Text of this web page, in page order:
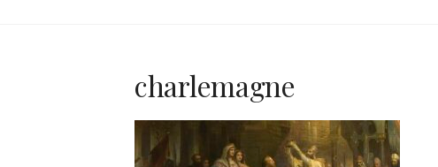
charlemagne